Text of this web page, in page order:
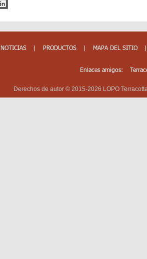
NOTICIAS | PRODUCTOS | MAPA DEL SITIO |
Enlaces amigos:
Derechos de autor © 2015-2026 LOPO